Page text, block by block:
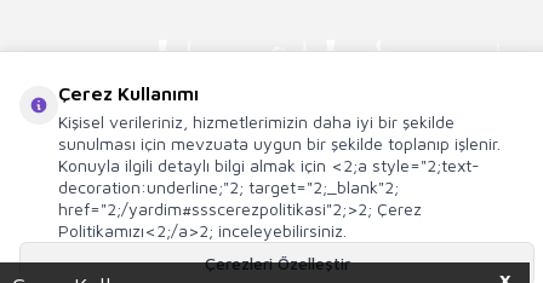
Çerez Kullanımı
Kişisel verileriniz, hizmetlerimizin daha iyi bir şekilde
sunulması için mevzuata uygun bir şekilde toplanıp işlenir.
Konuyla ilgili detaylı bilgi almak için <2;a style="2;text-
decoration:underline;"2; target="2;_blank"2;
href="2;/yardim#ssscerezpolitikasi"2;>2; Çerez
Politikamızı<2;/a>2; inceleyebilirsiniz.
Çerezleri Özelleştir